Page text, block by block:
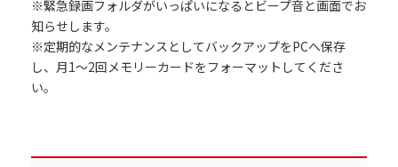
※緊急録画フォルダがいっぱいになるとビープ音と画面でお
知らせします。
※定期的なメンテナンスとしてバックアップをPCへ保存
し、月1～2回メモリーカードをフォーマットしてくださ
い。